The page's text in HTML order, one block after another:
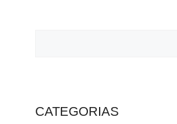
CATEGORIAS